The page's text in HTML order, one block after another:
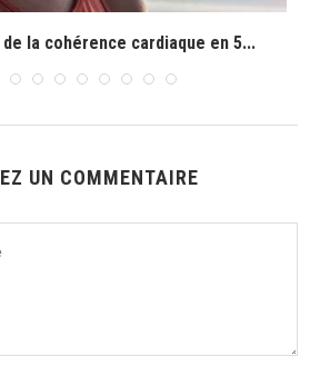
la cohérence cardiaque en 5...
UN COMMENTAIRE